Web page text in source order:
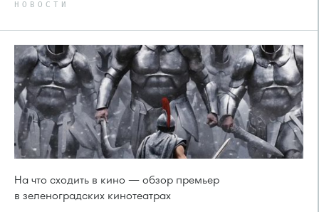
НОВОСТИ
На что сходить в кино — обзор премьер
в зеленоградских кинотеатрах